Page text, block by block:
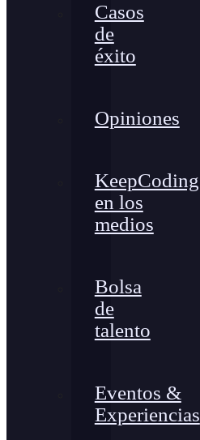
Casos
de
éxito
Opiniones
KeepCoding
en los
medios
Bolsa
de
talento
Eventos &
Experiencias